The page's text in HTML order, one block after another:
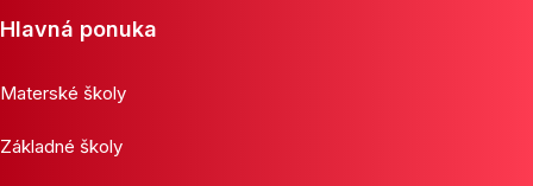
Hlavná ponuka
Materské školy
Základné školy